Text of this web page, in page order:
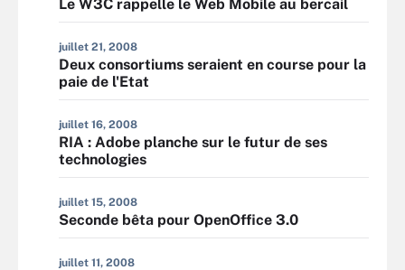
Le W3C rappelle le Web Mobile au bercail
juillet 21, 2008
Deux consortiums seraient en course pour la
paie de l'Etat
juillet 16, 2008
RIA : Adobe planche sur le futur de ses
technologies
juillet 15, 2008
Seconde bêta pour OpenOffice 3.0
juillet 11, 2008